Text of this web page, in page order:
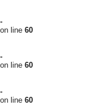
on line 60
on line 60
on line 60